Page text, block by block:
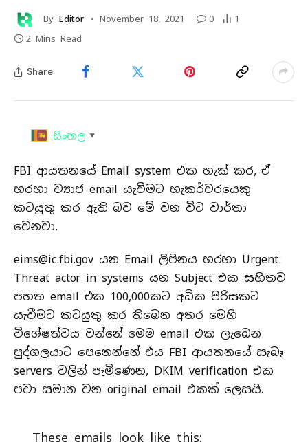
By Editor November 18, 2021 0
1
2 Mins Read
Share
සිංහල ▼
FBI ආයතනයේ Email system එක හැක් කර, ඒ
හරහා ව්‍යාජ email යැවීමට හැකර්වරයෙකු
කටයුතු කර ඇති බව මේ වන විට වාර්තා
වෙනවා.
eims@ic.fbi.gov යන Email ලිපිනය හරහා Urgent:
Threat actor in systems යන Subject එක සහිතව
පහත email එක 100,000කට අධික පිරිසකට
යැවීමට කටයුතු කර තිබෙන අතර මෙහි
විශේෂත්වය වන්නේ මෙම email එක ලැබෙන
පුද්ගලයාට පෙනෙන්නේ එය FBI ආයතනයේ සැබෑ
servers වලින් පැමිණෙන, DKIM verification එක
පවා සමාන වන original email එකක් ලෙසයි.
These emails look like this: